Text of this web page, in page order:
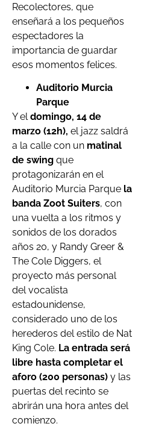
Recolectores, que
enseñará a los pequeños
espectadores la
importancia de guardar
esos momentos felices.
Auditorio Murcia
Parque
Y eldomingo, 14 de
marzo (12h), el jazz saldrá
a la calle con un matinal
de swing que
protagonizarán en el
Auditorio Murcia Parque la
banda Zoot Suiters, con
una vuelta a los ritmos y
sonidos de los dorados
años 20, y Randy Greer &
The Cole Diggers, el
proyecto más personal
del vocalista
estadounidense,
considerado uno de los
herederos del estilo de Nat
King Cole. La entrada será
libre hasta completar el
aforo (200 personas) y las
puertas del recinto se
abrirán una hora antes del
comienzo.